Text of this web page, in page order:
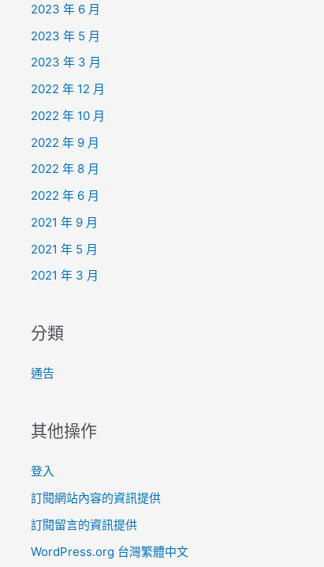
2023 年 6 月
2023 年 5 月
2023 年 3 月
2022 年 12 月
2022 年 10 月
2022 年 9 月
2022 年 8 月
2022 年 6 月
2021 年 9 月
2021 年 5 月
2021 年 3 月
分類
通告
其他操作
登入
訂閱網站內容的資訊提供
訂閱留言的資訊提供
WordPress.org 台灣繁體中文